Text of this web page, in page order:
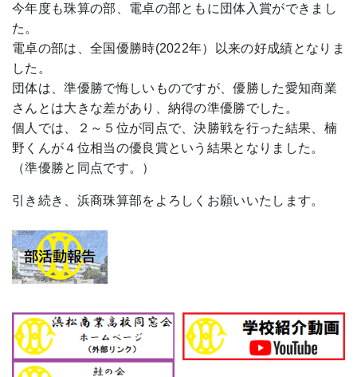
今年度も珠算の部、電卓の部ともに団体入賞ができまし
た。
電卓の部は、全国優勝時(2022年）以来の好成績となりま
した。
団体は、準優勝で悔しいものですが、優勝した愛知商業
さんとは大きな差があり、納得の準優勝でした。
個人では、２～５位が同点で、決勝戦を行った結果、楠
野くんが４位相当の優良賞という結果となりました。
（準優勝と同点です。）
引き続き、浜商珠算部をよろしくお願いいたします。